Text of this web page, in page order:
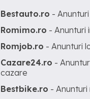
Bestauto.ro -
Romimo.ro - Anunturi
Romjob.ro - Anunturi
Cazare24.ro -
cazare
Bestbike.ro -